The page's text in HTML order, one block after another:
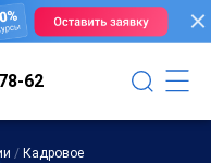
62
/ Кадровое